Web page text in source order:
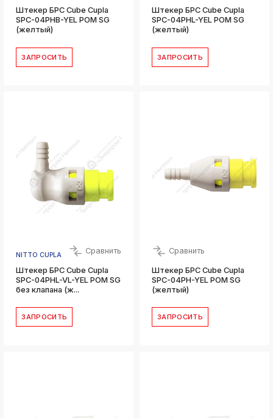
Штекер БРС Cube Cupla
SPC-04PHB-YEL POM SG
(желтый)
ЗАПРОСИТЬ
Штекер БРС Cube Cupla
SPC-04PHL-YEL POM SG
(желтый)
ЗАПРОСИТЬ
NITTO CUPLA Сравнить
Штекер БРС Cube Cupla
SPC-04PHL-VL-YEL POM SG
без клапана (ж...
ЗАПРОСИТЬ
Сравнить
Штекер БРС Cube Cupla
SPC-04PH-YEL POM SG
(желтый)
ЗАПРОСИТЬ